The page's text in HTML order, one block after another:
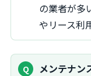
の業者が多
やリース利
メンテナンスはどれくらいの頻度が必要です